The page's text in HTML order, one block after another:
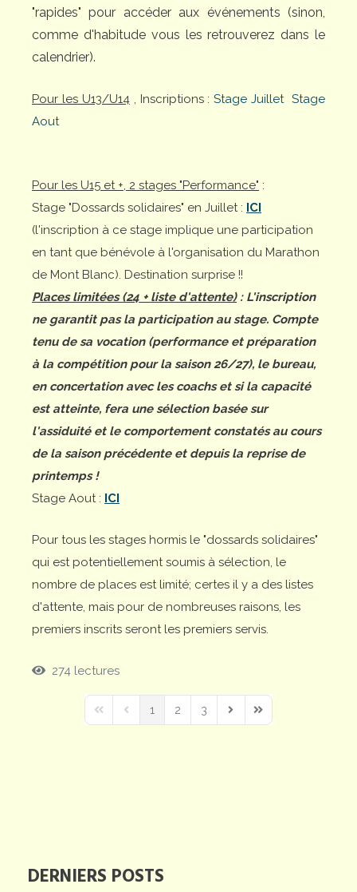
DERNIERS POSTS
"rapides" pour accéder aux événements (sinon,
comme d'habitude vous les retrouverez dans le
calendrier).
Pour les U13/U14, Inscriptions :Stage Juillet Stage
Aout
Pour les U15 et +, 2 stages "Performance" :
Stage "Dossards solidaires" en Juillet : ICI
(l'inscription à ce stage implique une participation
en tant que bénévole à l'organisation du Marathon
de Mont Blanc). Destination surprise !!
Places limitées (24 + liste d'attente): L'inscription
ne garantit pas la participation au stage. Compte
tenu de sa vocation (performance et préparation
à la compétition pour la saison 26/27), le bureau,
en concertation avec les coachs et si la capacité
est atteinte, fera une sélection basée sur
l'assiduité et le comportement constatés au cours
de la saison précédente et depuis la reprise de
printemps !
Stage Aout : ICI
Pour tous les stages hormis le "dossards solidaires"
qui est potentiellement soumis à sélection, le
nombre de places est limité; certes il y a des listes
d'attente, mais pour de nombreuses raisons, les
premiers inscrits seront les premiers servis.
274 lectures
First PagePrevious Page
1 2 3
Next PageLast Page